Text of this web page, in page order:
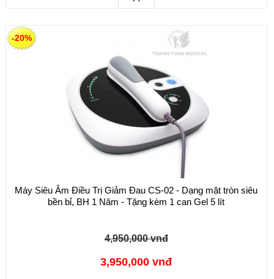
Máy Siêu Âm Điều Trị Giảm Đau CS-02 - Dạng mặt tròn siêu
bền bỉ, BH 1 Năm - Tặng kèm 1 can Gel 5 lít
4,950,000 vnđ
3,950,000 vnđ
-20%